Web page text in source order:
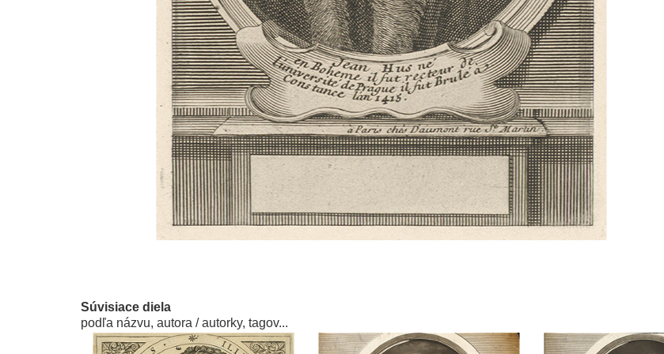
Súvisiace diela
podľa názvu, autora / autorky, tagov...